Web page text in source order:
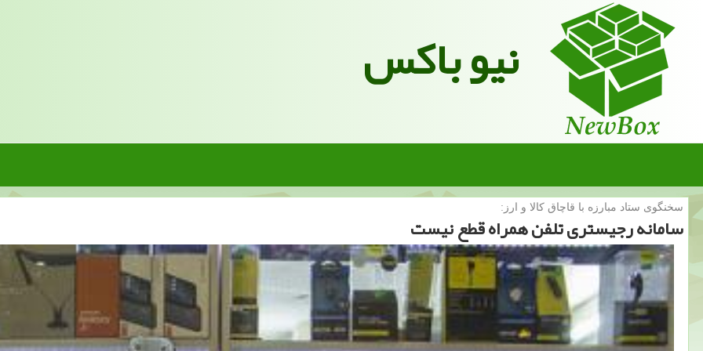
نیو باکس
سخنگوی ستاد مبارزه با قاچاق كالا و ارز:
سامانه رجیستری تلفن همراه قطع نیست